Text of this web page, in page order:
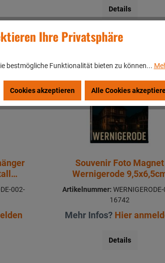
Details
002-
Souvenir Foto Magnet
Wernigerode
Artikelnummer:
16742
Mehr Infos? Hier
Details
Ihre Privatsphäre
bestmögliche Funktionalität bieten zu können...
Cookies akzeptieren Alle Cookies